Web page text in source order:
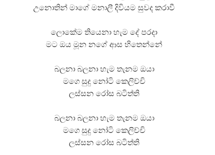
උනොතින් මාගේ මනාලී දිවියම සුවද කරාවී
ලොකේම තියෙනා හැම දේ පරදා
මට ඔය මූන නගේ ආස හිතෙන්නේ
බලනා බලනා හැම තැනම ඔයා
මගෙ සුදු නෝටි කෙලිච්චි
ලස්සන රෝස බටිත්ති
බලනා බලනා හැම තැනම ඔයා
මගෙ සුදු නෝටි කෙලිච්චි
ලස්සන රෝස බටිත්ති